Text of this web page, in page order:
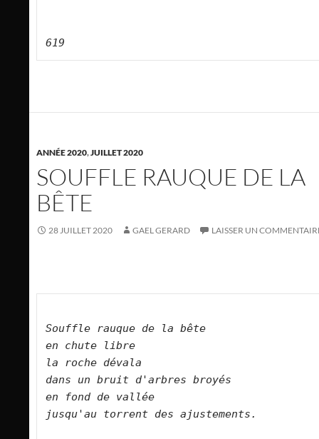
619
ANNÉE 2020,JUILLET 2020
SOUFFLE RAUQUE DE LA
BÊTE
28 JUILLET 2020 GAEL GERARD LAISSER UN
Souffle rauque de la bête
en chute libre
la roche dévala
dans un bruit d'arbres broyés
en fond de vallée
jusqu'au torrent des ajustements.